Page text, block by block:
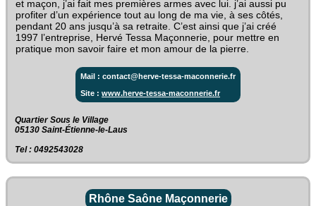
et maçon, j’ai fait mes premières armes avec lui. j’ai aussi pu
profiter d’un expérience tout au long de ma vie, à ses côtés,
pendant 20 ans jusqu’à sa retraite. C’est ainsi que j’ai créé
1997 l’entreprise, Hervé Tessa Maçonnerie, pour mettre en
pratique mon savoir faire et mon amour de la pierre.
Mail : contact@herve-tessa-maconnerie.fr
Site : www.herve-tessa-maconnerie.fr
Quartier Sous le Village‎
05130 Saint-Étienne-le-Laus
Tel : 0492543028
Rhône Saône Maçonnerie